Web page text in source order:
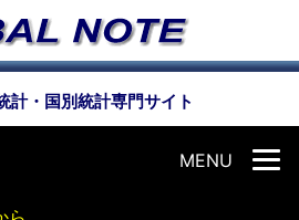
計・国別統計専門サイト
MENU